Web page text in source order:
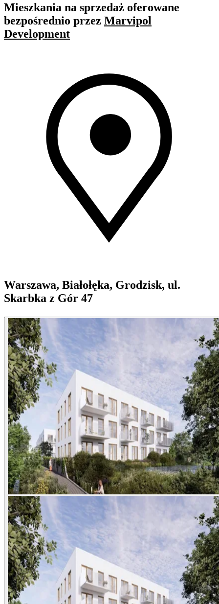
Mieszkania na sprzedaż oferowane
bezpośrednio przez Marvipol
Development
Warszawa, Białołęka, Grodzisk, ul.
Skarbka z Gór 47